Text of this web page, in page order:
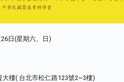
日(星期六、日)
大樓( 台北市松仁路123號2~3樓)